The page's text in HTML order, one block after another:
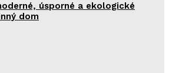
úsporné a ekologické
dom